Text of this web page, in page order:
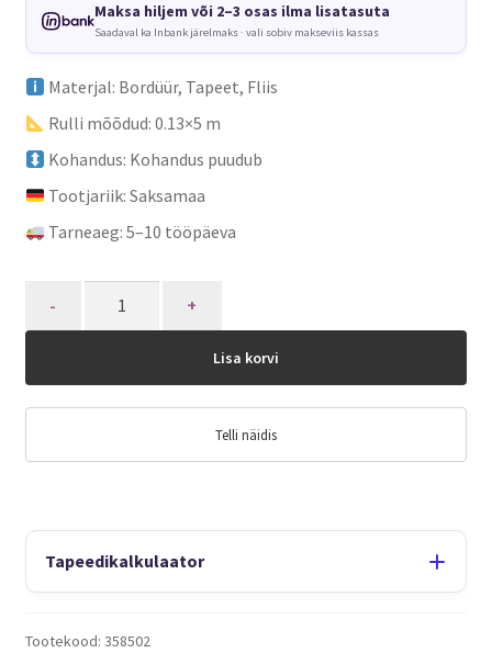
Maksa hiljem või 2–3 osas ilma lisatasuta
Saadaval ka Inbank järelmaks · vali sobiv makseviis kassas
Materjal: Bordüür, Tapeet, Fliis
Rulli mõõdud: 0.13×5 m
Kohandus: Kohandus puudub
Tootjariik: Saksamaa
Tarneaeg: 5–10 tööpäeva
Lisa korvi
Telli näidis
Tapeedikalkulaator
Tootekood: 358502